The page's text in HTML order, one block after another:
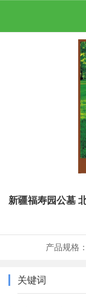
新疆福寿园公墓
产品规格：
关键词